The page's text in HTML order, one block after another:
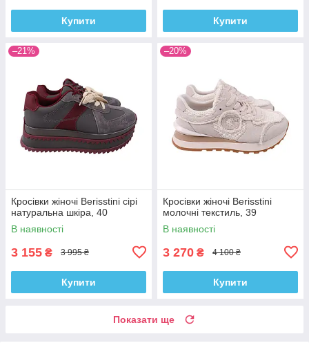
Купити Купити
–21%
Кросівки жіночі Berisstini сірі
натуральна шкіра, 40
В наявності
3 155 ₴ 3 995 ₴
Купити
–20%
Кросівки жіночі Berisstini
молочні текстиль, 39
В наявності
3 270 ₴ 4 100 ₴
Купити
Показати ще